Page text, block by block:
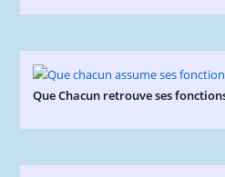
Que Chacun retrouve ses